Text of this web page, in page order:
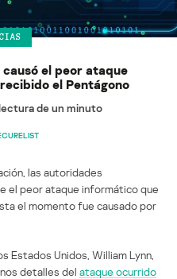
el peor ataque
el Pentágono
de un minuto
las autoridades
el peor ataque informático que
el momento fue causado por
Estados Unidos, William Lynn,
detalles del ataque ocurrido